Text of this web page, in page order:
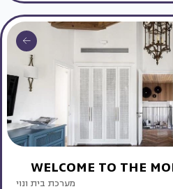
WELCOME TO THE
מערכת בית ונוי